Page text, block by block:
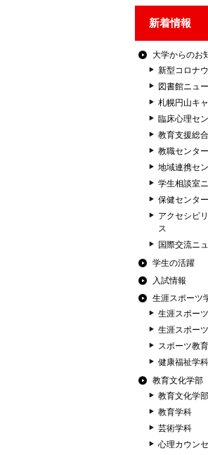
新着情報
大学からのお
新型コロナ
図書館ニュ
札幌円山キ
臨床心理セ
教育支援総
教職センタ
地域連携セ
学生相談室
保健センタ
アクセシビ
ス
国際交流ニ
学生の活躍
入試情報
生涯スポーツ
生涯スポー
生涯スポー
スポーツ教
健康福祉学科
教育文化学部
教育文化学部
教育学科
芸術学科
心理カウン